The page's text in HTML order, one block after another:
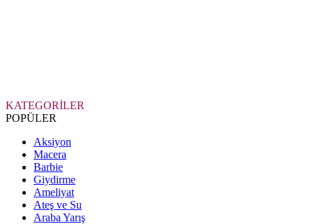
KATEGORİLER
POPÜLER
Aksiyon
Macera
Barbie
Giydirme
Ameliyat
Ateş ve Su
Araba Yarış